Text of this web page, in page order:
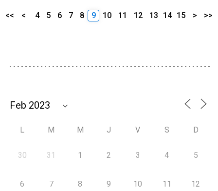
<< < 4 5 6 7 8 9 10 11 12 13 14 15 > >>
L M M J V S D
30 31 1 2 3 4 5
6 7 8 9 10 11 12